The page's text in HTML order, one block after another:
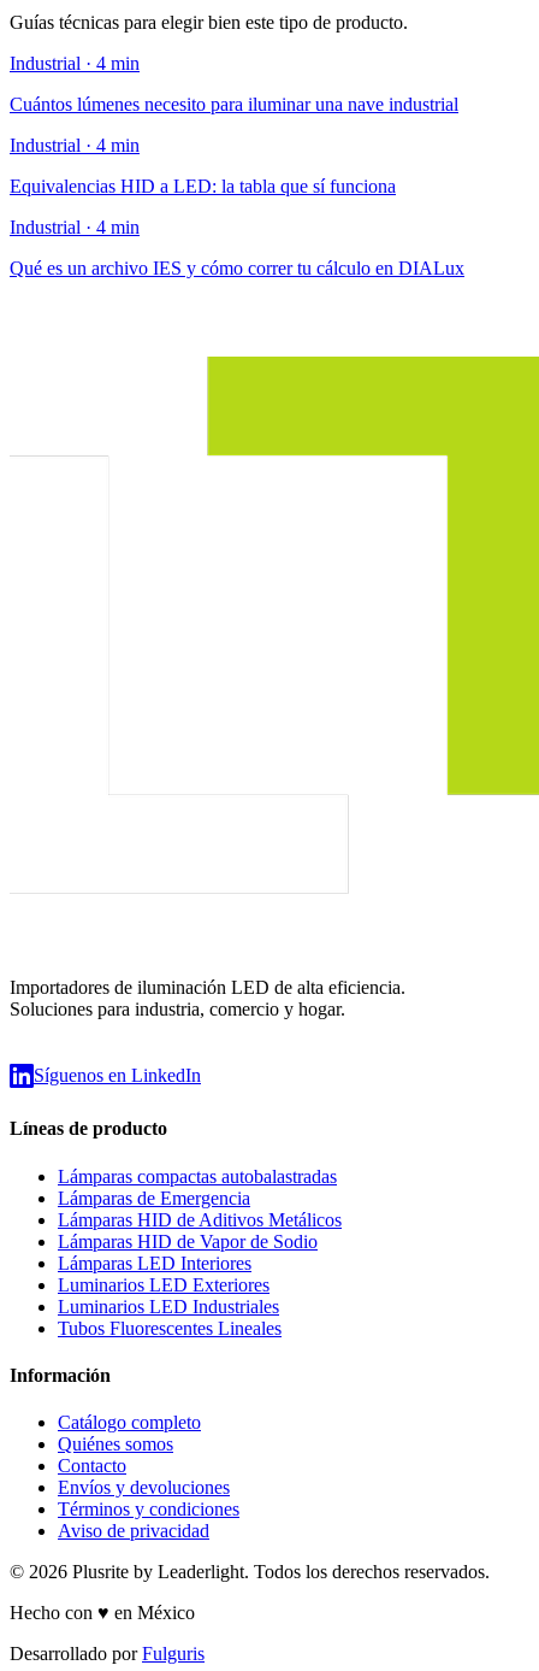
Guías técnicas para elegir bien este tipo de producto.
Industrial · 4 min
Cuántos lúmenes necesito para iluminar una nave industrial
Industrial · 4 min
Equivalencias HID a LED: la tabla que sí funciona
Industrial · 4 min
Qué es un archivo IES y cómo correr tu cálculo en DIALux
Importadores de iluminación LED de alta eficiencia.
Soluciones para industria, comercio y hogar.
Síguenos en LinkedIn
Líneas de producto
Lámparas compactas autobalastradas
Lámparas de Emergencia
Lámparas HID de Aditivos Metálicos
Lámparas HID de Vapor de Sodio
Lámparas LED Interiores
Luminarios LED Exteriores
Luminarios LED Industriales
Tubos Fluorescentes Lineales
Información
Catálogo completo
Quiénes somos
Contacto
Envíos y devoluciones
Términos y condiciones
Aviso de privacidad
© 2026 Plusrite by Leaderlight. Todos los derechos reservados.
Hecho con ♥ en México
Desarrollado porFulguris